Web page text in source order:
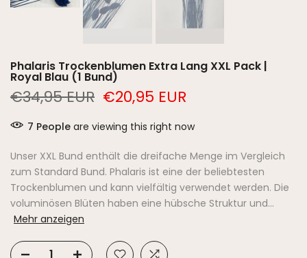
Phalaris Trockenblumen Extra Lang XXL Pack |
Royal Blau (1 Bund)
€34,95 EUR €20,95 EUR
7 People are viewing this right now
Unser XXL Bund enthält die dreifache Menge im Vergleich
zum Standard Bund. Phalaris ist eine der beliebtesten
Trockenblumen und kann vielfältig verwendet werden. Die
voluminösen Blüten haben eine hübsche Struktur und...
Mehr anzeigen